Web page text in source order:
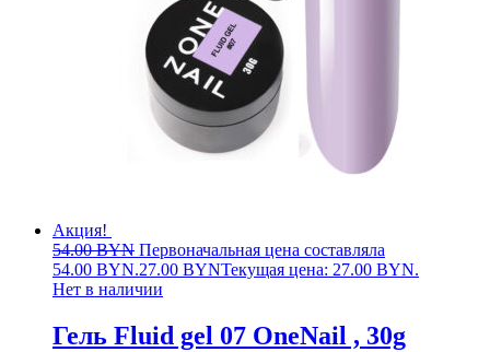
Акция!
54.00BYN Первоначальная цена составляла
54.00 BYN.27.00 BYNТекущая цена: 27.00 BYN.
Нет в наличии
Гель Fluid gel 07 OneNail , 30g